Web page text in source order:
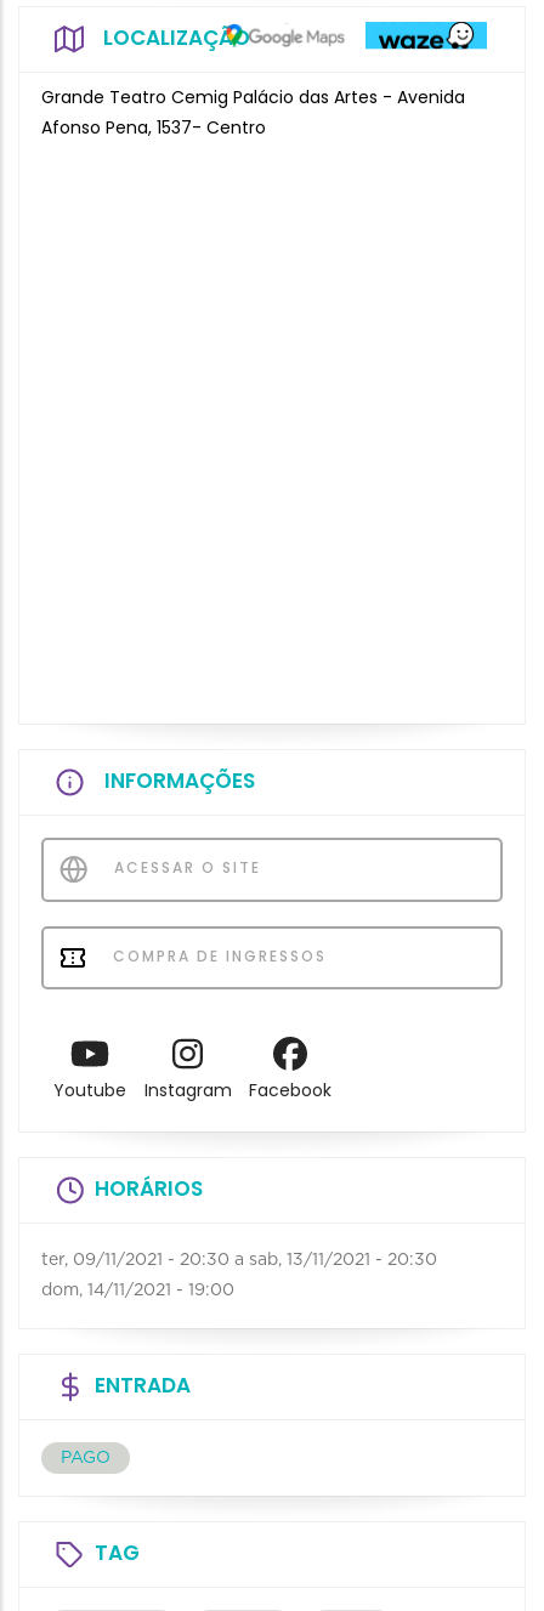
LOCALIZAÇÃO
Grande Teatro Cemig Palácio das Artes - Avenida
Afonso Pena, 1537- Centro
INFORMAÇÕES
ACESSAR O SITE
COMPRA DE INGRESSOS
Youtube Instagram Facebook
HORÁRIOS
ter, 09/11/2021 - 20:30 a sab, 13/11/2021 - 20:30
dom, 14/11/2021 - 19:00
ENTRADA
PAGO
TAG